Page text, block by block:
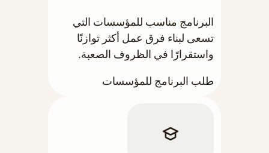
البرنامج مناسب للمؤسسات التي
تسعى لبناء فرق عمل أكثر توازنًا
واستقرارًا في الظروف الصعبة.
طلب البرنامج للمؤسسات